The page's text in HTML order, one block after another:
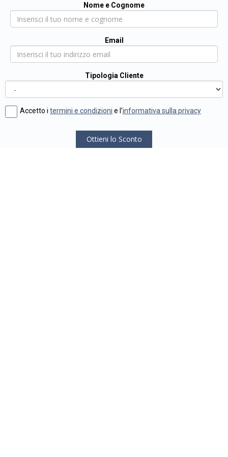
Nome e Cognome
Email
Tipologia Cliente
Accetto i termini e condizioni e l'informativa sulla privacy
Ottieni lo Sconto